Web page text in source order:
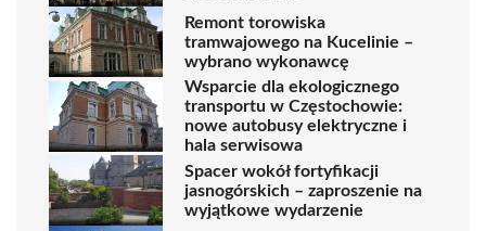
Remont torowiska
tramwajowego na Kucelinie –
wybrano wykonawcę
Wsparcie dla ekologicznego
transportu w Częstochowie:
nowe autobusy elektryczne i
hala serwisowa
Spacer wokół fortyfikacji
jasnogórskich – zaproszenie na
wyjątkowe wydarzenie